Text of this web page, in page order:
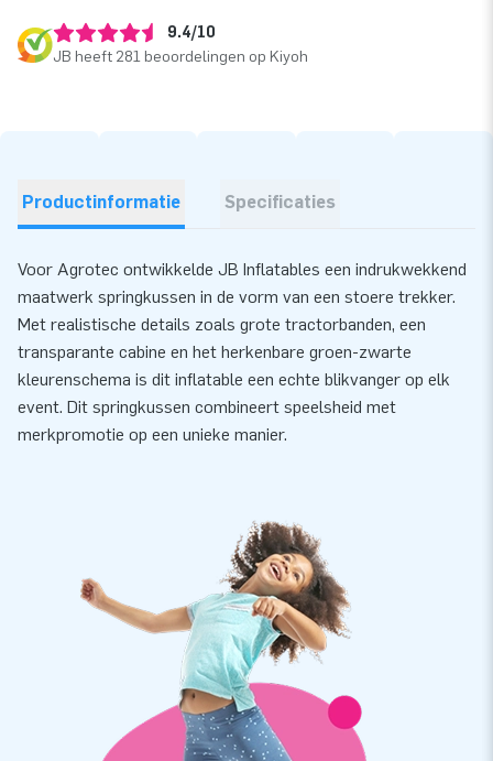
9.4/10
JB heeft 281 beoordelingen op Kiyoh
Productinformatie Specificaties
Voor Agrotec ontwikkelde JB Inflatables een indrukwekkend
maatwerk springkussen in de vorm van een stoere trekker.
Met realistische details zoals grote tractorbanden, een
transparante cabine en het herkenbare groen-zwarte
kleurenschema is dit inflatable een echte blikvanger op elk
event. Dit springkussen combineert speelsheid met
merkpromotie op een unieke manier.